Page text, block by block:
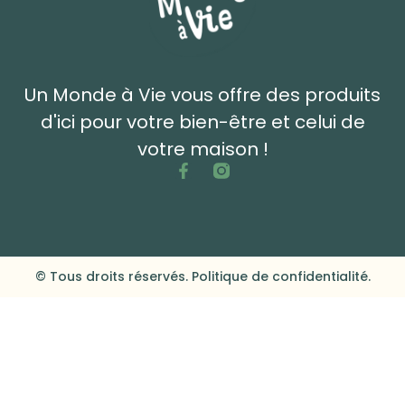
Un Monde à Vie vous offre des produits
d'ici pour votre bien-être et celui de
votre maison !
© Tous droits réservés. Politique de confidentialité.